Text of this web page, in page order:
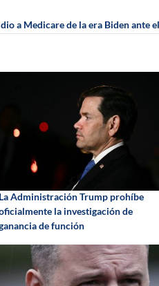
a Medicare de la era Biden ante
La Administración Trump prohíbe
la investigación de
de función